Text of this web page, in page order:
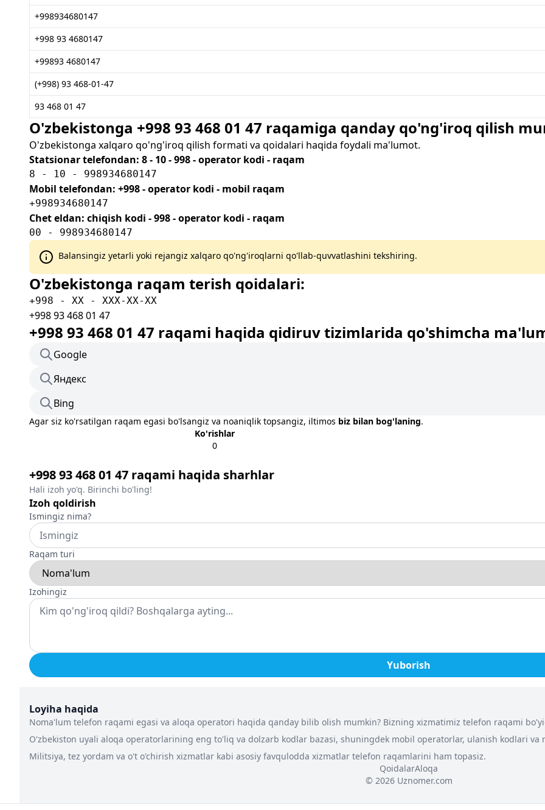
+998934680147
+998 93 4680147
+99893 4680147
(+998) 93 468-01-47
93 468 01 47
O'zbekistonga +998 93 468 01 47 raqamiga qanday qo'ng'iroq qilish
O'zbekistonga xalqaro qo'ng'iroq qilish formati va qoidalari haqida foydali ma'lumot.
Statsionar telefondan: 8 - 10 - 998 - operator kodi - raqam
8 - 10 - 998934680147
Mobil telefondan: +998 - operator kodi - mobil raqam
+998934680147
Chet eldan: chiqish kodi - 998 - operator kodi - raqam
00 - 998934680147
Balansingiz yetarli yoki rejangiz xalqaro qo'ng'iroqlarni qo'llab-quvvatlashini tekshiring.
O'zbekistonga raqam terish qoidalari:
+998 - XX - XXX-XX-XX
+998 93 468 01 47
+998 93 468 01 47 raqami haqida qidiruv tizimlarida qo'shimcha
Google
Яндекс
Bing
Agar siz ko'rsatilgan raqam egasi bo'lsangiz va noaniqlik topsangiz, iltimos biz bilan bog'laning.
Ko'rishlar
0
+998 93 468 01 47 raqami haqida sharhlar
Hali izoh yo'q. Birinchi bo'ling!
Izoh qoldirish
Ismingiz nima?
Raqam turi
Izohingiz
Yuborish
Loyiha haqida
Noma'lum telefon raqami egasi va aloqa operatori haqida qanday bilib olish mumkin? Bizning xizmatimiz telefon raqami
O'zbekiston uyali aloqa operatorlarining eng to'liq va dolzarb kodlar bazasi, shuningdek mobil operatorlar, ulanish kodlari
Militsiya, tez yordam va o't o'chirish xizmatlar kabi asosiy favqulodda xizmatlar telefon raqamlarini ham topasiz.
QoidalarAloqa
© 2026 Uznomer.com